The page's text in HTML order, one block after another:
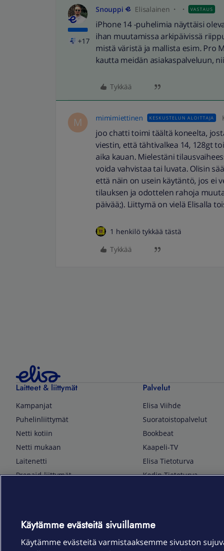
+17
Snouppi Elisalainen VASTAUS
iPhone 14 -puhelimia näyttäisi
ihan muutamissa arkipäivissä
mistä väristä ja mallista esim. Pro
kautta meidän asiakaspalveluun,
Tykkää
M mimimiettinen KESKUSTELUN ALOITTAJA
joo chatti toimi täältä koneelta,
viestin, että tähtivalkea 14, 128gt
aika kauan. Mielestäni
voida vahvistaa tai luvata. Olisin
että näin on usein käytäntö, jos ei
tilauksen ja odottelen rahoja
päivää;). Liittymä on vielä Elisalla
1 henkilö tykkää tästä
Tykkää
Laitteet & liittymät
Kampanjat
Puhelinliittymät
Netti kotiin
Netti mukaan
Laitenetti
Prepaid-liittymät
TV & audio
Kodinkoneet
Palvelut
Elisa Viihde
Suoratoistopalvelut
Bookbeat
Kaapeli-TV
Elisa Tietoturva
Kodin Tietoturva
Elisa Kotiverkko
Elisa Pilvilinna
Käytämme evästeitä sivuillamme
Käytämme evästeitä varmistaaksemme sivuston